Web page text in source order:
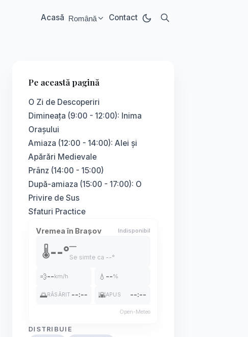
Acasă Select language:
Română Contact
Pe această pagină
O Zi de Descoperiri
Dimineața (9:00 - 12:00): Inima
Orașului
Amiaza (12:00 - 14:00): Alei și
Apărări Medievale
Prânz (14:00 - 15:00)
După-amiaza (15:00 - 17:00): O
Privire de Sus
Sfaturi Practice
Vremea în Brașov Indisponibil
🌡️--°—
Se simte ca --°
💨--km/h 💧 --%
🌅RĂSĂRIT --:-- 🌇APUS --:--
Open-Meteo
DISTRIBUIE